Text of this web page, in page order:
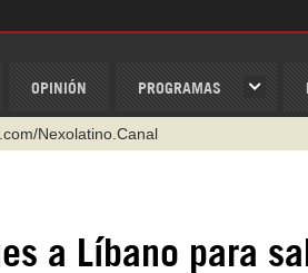
OPINIÓN PROGRAMAS
Nexolatino.Canal
hispantv
a Líbano para